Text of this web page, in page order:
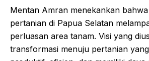
Mentan Amran menekankan
pertanian di Papua Selatan
perluasan area tanam. Visi yang
transformasi menuju pertanian